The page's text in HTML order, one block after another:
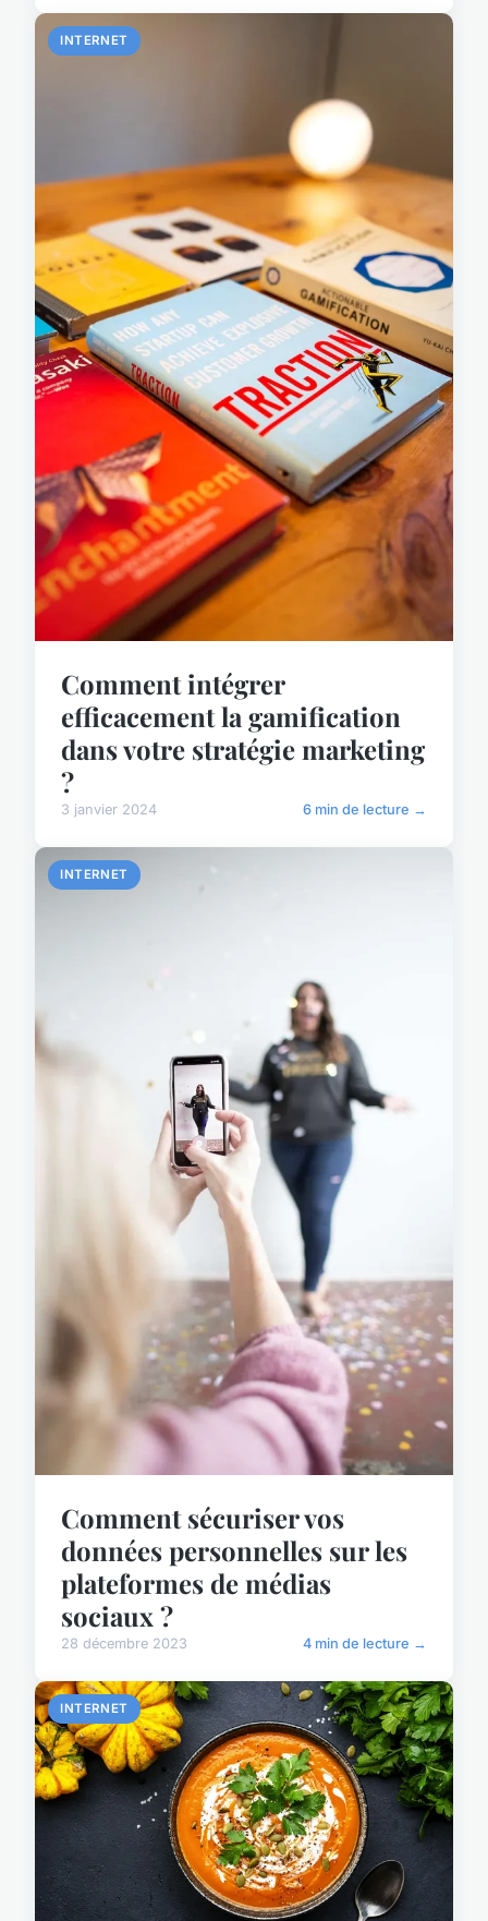
INTERNET
Comment intégrer
efficacement la gamification
dans votre stratégie marketing
?
3 janvier 2024 6 min de lecture →
INTERNET
Comment sécuriser vos
données personnelles sur les
plateformes de médias
sociaux ?
28 décembre 2023 4 min de lecture →
INTERNET